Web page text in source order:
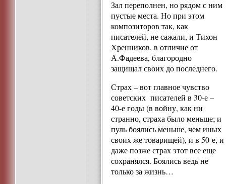
Зал переполнен, но рядом с ним
пустые места. Но при этом
композиторов так, как
писателей, не сажали, и Тихон
Хренников, в отличие от
А.Фадеева, благородно
защищал своих до последнего.
Страх – вот главное чувство
советских писателей в 30-е –
40-е годы (в войну, как ни
странно, страха было меньше; и
пуль боялись меньше, чем иных
своих же товарищей), и в 50-е, и
даже позже страх этот все еще
сохранялся. Боялись ведь не
только за жизнь…